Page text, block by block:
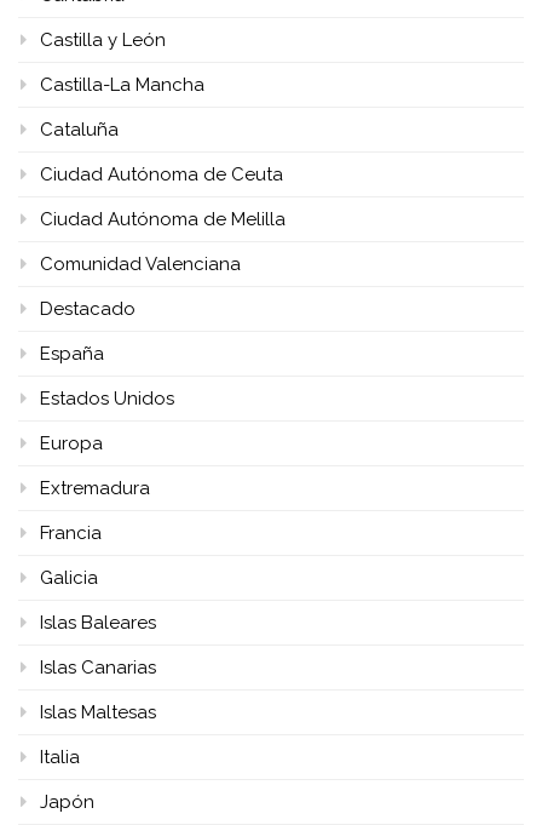
Castilla y León
Castilla-La Mancha
Cataluña
Ciudad Autónoma de Ceuta
Ciudad Autónoma de Melilla
Comunidad Valenciana
Destacado
España
Estados Unidos
Europa
Extremadura
Francia
Galicia
Islas Baleares
Islas Canarias
Islas Maltesas
Italia
Japón